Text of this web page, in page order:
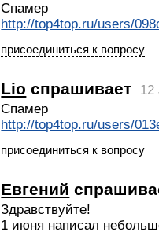
Спамер
http://top4top.ru/users/
присоединиться к вопросу
Lio спрашивает
12
Спамер
http://top4top.ru/users/
присоединиться к вопросу
Евгений
Здравствуйте!
1 июня написал